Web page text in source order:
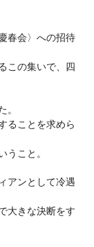
春会〉への招待
この集いで、四
。
ることを求めら
うこと。
アンとして冷遇
大きな決断をす